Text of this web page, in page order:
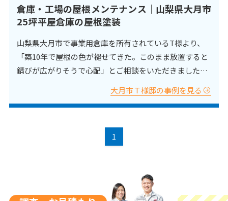
倉庫・工場の屋根メンテナンス｜山梨県大月市
25坪平屋倉庫の屋根塗装
山梨県大月市で事業用倉庫を所有されているT様より、
「築10年で屋根の色が褪せてきた。このまま放置すると
錆びが広がりそうで心配」とご相談をいただきました。
期段階の錆びが確認されました。倉庫は住宅と違い、雨
大月市Ｔ様邸の事例を見る
1